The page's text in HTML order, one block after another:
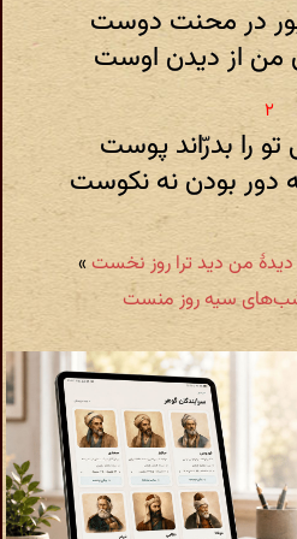
در محنت دوست
من از دیدن اوست
را بدرّاند پوست
بودن نه نکوست
»